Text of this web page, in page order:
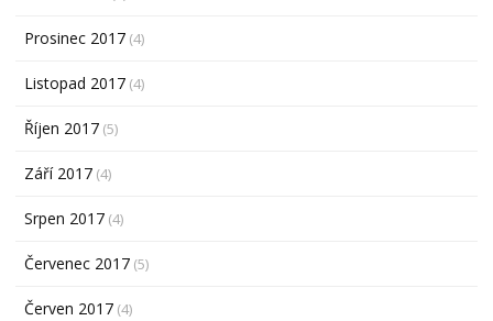
Prosinec 2017 (4)
Listopad 2017 (4)
Říjen 2017 (5)
Září 2017 (4)
Srpen 2017 (4)
Červenec 2017 (5)
Červen 2017 (4)